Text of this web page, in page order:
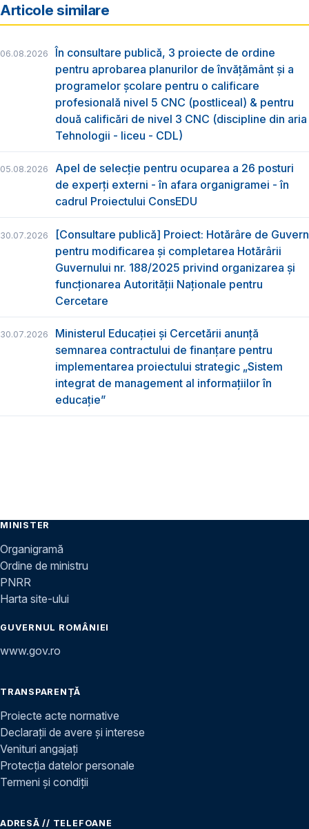
Articole similare
06.08.2026
În consultare publică, 3 proiecte de ordine
pentru aprobarea planurilor de învățământ și a
programelor școlare pentru o calificare
profesională nivel 5 CNC (postliceal) & pentru
două calificări de nivel 3 CNC (discipline din aria
Tehnologii - liceu - CDL)
05.08.2026
Apel de selecție pentru ocuparea a 26 posturi
de experți externi - în afara organigramei - în
cadrul Proiectului ConsEDU
30.07.2026
[Consultare publică] Proiect: Hotărâre de Guvern
pentru modificarea și completarea Hotărârii
Guvernului nr. 188/2025 privind organizarea şi
funcţionarea Autorităţii Naţionale pentru
Cercetare
30.07.2026
Ministerul Educației și Cercetării anunță
semnarea contractului de finanțare pentru
implementarea proiectului strategic „Sistem
integrat de management al informațiilor în
educație”
MINISTER
Organigramă
Ordine de ministru
PNRR
Harta site-ului
GUVERNUL ROMÂNIEI
www.gov.ro
TRANSPARENȚĂ
Proiecte acte normative
Declarații de avere și interese
Venituri angajați
Protecția datelor personale
Termeni și condiții
ADRESĂ // TELEFOANE